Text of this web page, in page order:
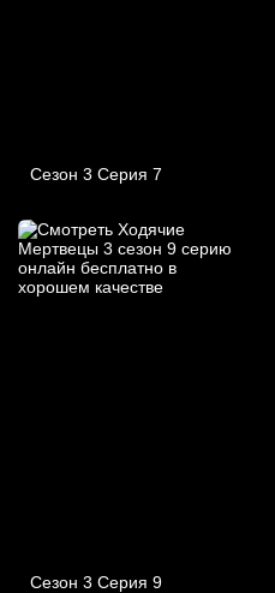
Сезон 3 Серия 7
Сезон 3 Серия 9